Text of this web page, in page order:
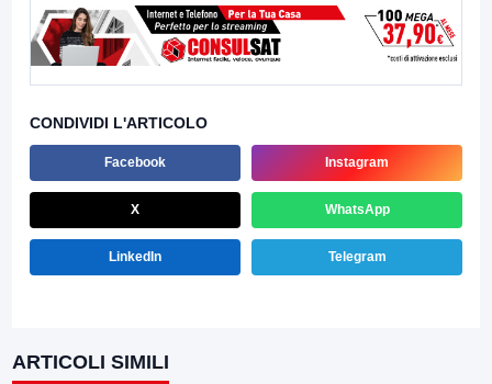
CONDIVIDI L'ARTICOLO
Facebook Instagram
X WhatsApp
LinkedIn Telegram
ARTICOLI SIMILI